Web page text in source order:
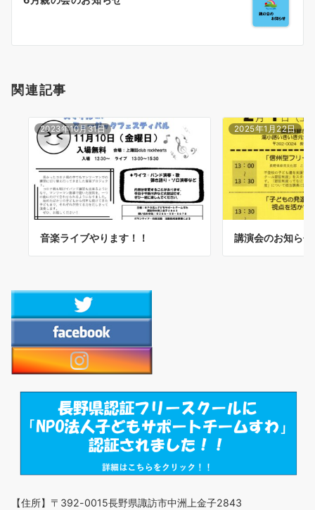
シ
ン
関連記事
2023年10月31日
音楽ライブやります！！
2025年1月22日
講演会のお知らせ
【住所】〒392-0015長野県諏訪市中洲上金子2843